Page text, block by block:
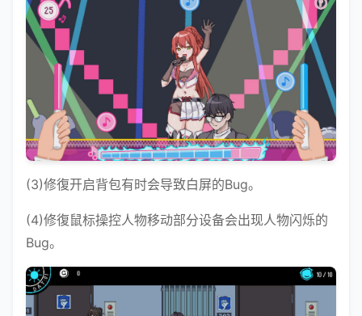
(3)修復开启背包有时会导致白屏的Bug。
(4)修復鼠标操控人物移动部分设备会出现人物闪烁的
Bug。